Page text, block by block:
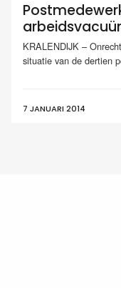
KRALENDIJK –
situatie van de dertien
7 JANUARI 2014